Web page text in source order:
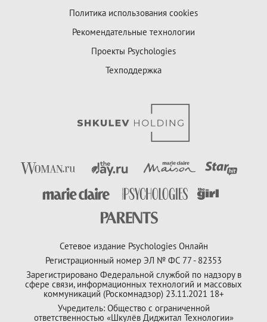
Политика использования cookies
Рекомендательные технологии
Проекты Psychologies
Техподдержка
Сетевое издание Psychologies Онлайн
Регистрационный номер ЭЛ № ФС 77 - 82353
Зарегистрировано Федеральной службой по надзору в
сфере связи, информационных технологий и массовых
коммуникаций (Роскомнадзор) 23.11.2021 18+
Учредитель: Общество с ограниченной
ответственностью «Шкулёв Диджитал Технологии»